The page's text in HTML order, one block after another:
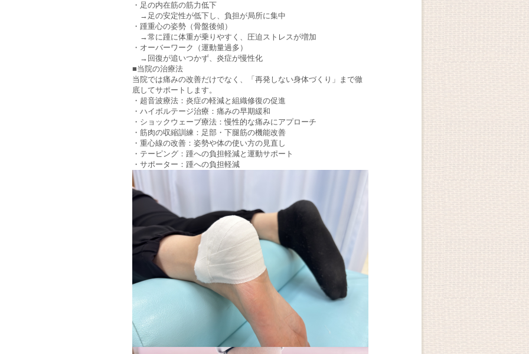
・足の内在筋の筋力低下
→足の安定性が低下し、負担が局所に集中
・踵重心の姿勢（骨盤後傾）
→常に踵に体重が乗りやすく、圧迫ストレスが増加
・オーバーワーク（運動量過多）
→回復が追いつかず、炎症が慢性化
■当院の治療法
当院では痛みの改善だけでなく、「再発しない身体づくり」まで徹
底してサポートします。
・超音波療法：炎症の軽減と組織修復の促進
・ハイボルテージ治療：痛みの早期緩和
・ショックウェーブ療法：慢性的な痛みにアプローチ
・筋肉の収縮訓練：足部・下腿筋の機能改善
・重心線の改善：姿勢や体の使い方の見直し
・テーピング：踵への負担軽減と運動サポート
・サポーター：踵への負担軽減